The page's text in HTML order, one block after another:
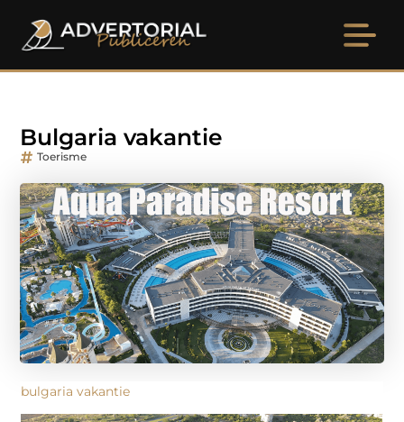
Bulgaria vakantie
Toerisme
bulgaria vakantie